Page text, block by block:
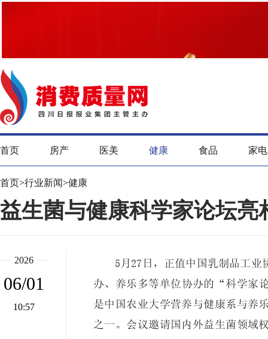
首页 房产 医美 健康 食品 家电
首页>行业新闻>健康
益生菌与健康科学家论坛
2026
06/01
10:57
5月27日，正值中国乳制品工
办、养乐多等单位协办的“科学家
是中国农业大学营养与健康系与
之一。会议邀请国内外益生菌领域